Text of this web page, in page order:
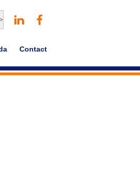
Contact